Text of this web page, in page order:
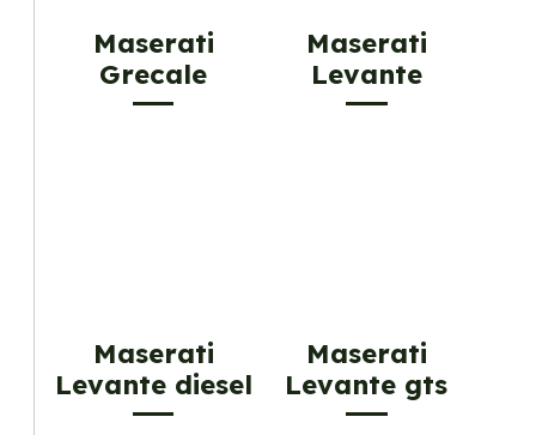
Maserati
Grecale
Maserati
Levante
Maserati
Levante diesel
Maserati
Levante gts